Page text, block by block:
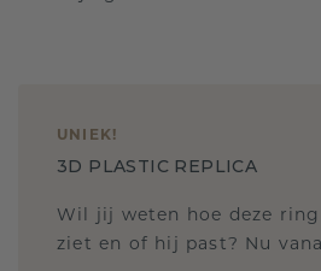
UNIEK!
3D PLASTIC REPLICA
Wil jij weten hoe deze
ziet en of hij past? Nu